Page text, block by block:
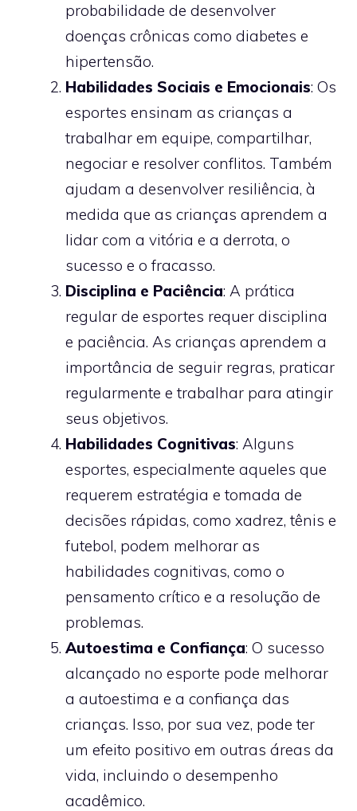
probabilidade de desenvolver
doenças crônicas como diabetes e
hipertensão.
Habilidades Sociais e Emocionais: Os
esportes ensinam as crianças a
trabalhar em equipe, compartilhar,
negociar e resolver conflitos. Também
ajudam a desenvolver resiliência, à
medida que as crianças aprendem a
lidar com a vitória e a derrota, o
sucesso e o fracasso.
Disciplina e Paciência: A prática
regular de esportes requer disciplina
e paciência. As crianças aprendem a
importância de seguir regras, praticar
regularmente e trabalhar para atingir
seus objetivos.
Habilidades Cognitivas: Alguns
esportes, especialmente aqueles que
requerem estratégia e tomada de
decisões rápidas, como xadrez, tênis e
futebol, podem melhorar as
habilidades cognitivas, como o
pensamento crítico e a resolução de
problemas.
Autoestima e Confiança: O sucesso
alcançado no esporte pode melhorar
a autoestima e a confiança das
crianças. Isso, por sua vez, pode ter
um efeito positivo em outras áreas da
vida, incluindo o desempenho
acadêmico.